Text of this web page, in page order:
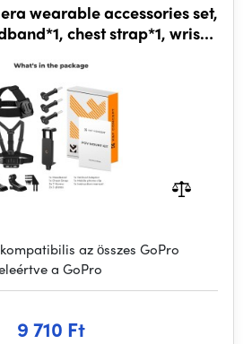
wearable accessories set,
chest strap*1, wrist
az összes GoPro
a GoPro
9 710 Ft